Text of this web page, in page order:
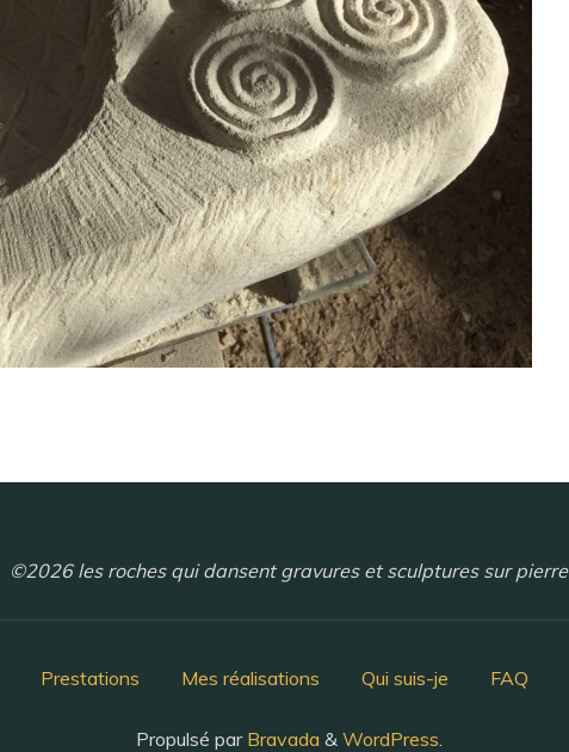
©2026 les roches qui dansent gravures et sculptures sur pierre
Prestations Mes réalisations Qui suis-je FAQ
Propulsé parBravada & WordPress.